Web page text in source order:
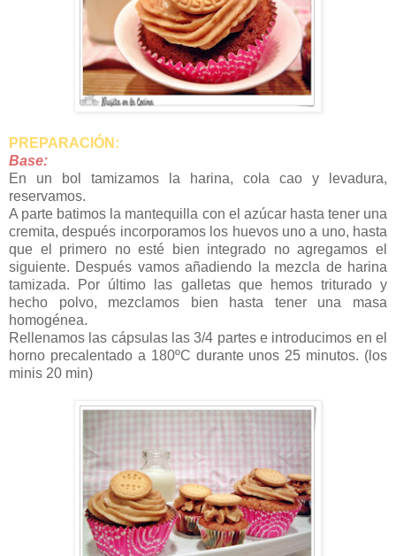
PREPARACIÓN:
Base:
En un bol tamizamos la harina, cola cao y levadura,
reservamos.
A parte batimos la mantequilla con el azúcar hasta tener una
cremita, después incorporamos los huevos uno a uno, hasta
que el primero no esté bien integrado no agregamos el
siguiente. Después vamos añadiendo la mezcla de harina
tamizada. Por último las galletas que hemos triturado y
hecho polvo, mezclamos bien hasta tener una masa
homogénea.
Rellenamos las cápsulas las 3/4 partes e introducimos en el
horno precalentado a 180ºC durante unos 25 minutos. (los
minis 20 min)